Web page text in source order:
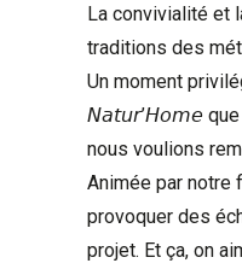
La convivialité et
traditions des
Un moment
𝘕𝘢𝘵𝘶𝘳’𝘏𝘰𝘮𝘦 que
nous voulions
Animée par notre
provoquer des
projet. Et ça, on